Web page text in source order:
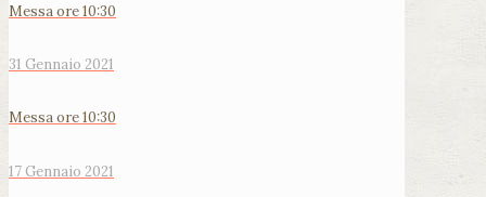
Messa ore 10:30
31 Gennaio 2021
Messa ore 10:30
17 Gennaio 2021